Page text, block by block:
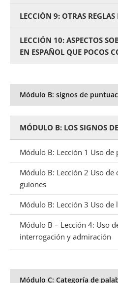
LECCIÓN 9: OTRAS
LECCIÓN 10: ASPECTOS
EN ESPAÑOL QUE POCOS
Módulo B: signos de
MÓDULO B: LOS SIGNOS
Módulo B: Lección 1 Uso de
Módulo B: Lección 2 Uso de
guiones
Módulo B: Lección 3 Uso de
Módulo B – Lección 4: Uso
interrogación y admiración
Módulo C: Categoría de